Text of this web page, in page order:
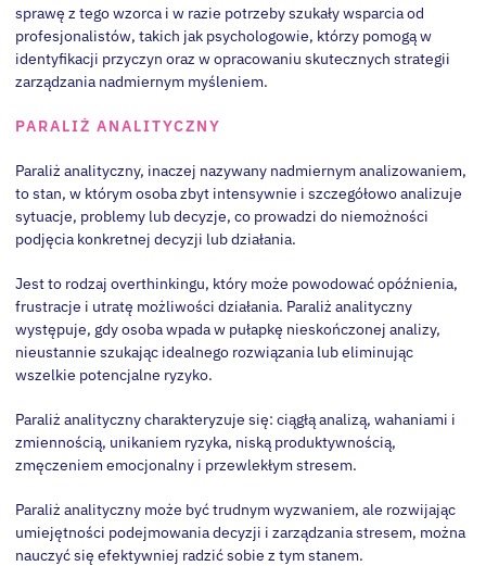
sprawę z tego wzorca i w razie potrzeby szukały wsparcia od
profesjonalistów, takich jak psychologowie, którzy pomogą w
identyfikacji przyczyn oraz w opracowaniu skutecznych strategii
zarządzania nadmiernym myśleniem.
PARALIŻ ANALITYCZNY
Paraliż analityczny, inaczej nazywany nadmiernym analizowaniem,
to stan, w którym osoba zbyt intensywnie i szczegółowo analizuje
sytuacje, problemy lub decyzje, co prowadzi do niemożności
podjęcia konkretnej decyzji lub działania.
Jest to rodzaj overthinkingu, który może powodować opóźnienia,
frustracje i utratę możliwości działania. Paraliż analityczny
występuje, gdy osoba wpada w pułapkę nieskończonej analizy,
nieustannie szukając idealnego rozwiązania lub eliminując
wszelkie potencjalne ryzyko.
Paraliż analityczny charakteryzuje się: ciągłą analizą, wahaniami i
zmiennością, unikaniem ryzyka, niską produktywnością,
zmęczeniem emocjonalny i przewlekłym stresem.
Paraliż analityczny może być trudnym wyzwaniem, ale rozwijając
umiejętności podejmowania decyzji i zarządzania stresem, można
nauczyć się efektywniej radzić sobie z tym stanem.